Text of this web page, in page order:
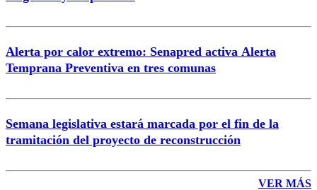
Alerta por calor extremo: Senapred activa Alerta
Temprana Preventiva en tres comunas
Semana legislativa estará marcada por el fin de la
tramitación del proyecto de reconstrucción
VER MÁS